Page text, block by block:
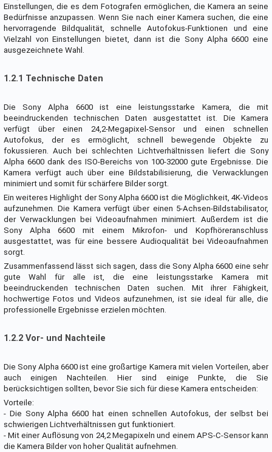
Einstellungen, die es dem Fotografen ermöglichen, die Kamera an seine
Bedürfnisse anzupassen. Wenn Sie nach einer Kamera suchen, die eine
hervorragende Bildqualität, schnelle Autofokus-Funktionen und eine
Vielzahl von Einstellungen bietet, dann ist die Sony Alpha 6600 eine
ausgezeichnete Wahl.
1.2.1 Technische Daten
Die Sony Alpha 6600 ist eine leistungsstarke Kamera, die mit
beeindruckenden technischen Daten ausgestattet ist. Die Kamera
verfügt über einen 24,2-Megapixel-Sensor und einen schnellen
Autofokus, der es ermöglicht, schnell bewegende Objekte zu
fokussieren. Auch bei schlechten Lichtverhältnissen liefert die Sony
Alpha 6600 dank des ISO-Bereichs von 100-32000 gute Ergebnisse. Die
Kamera verfügt auch über eine Bildstabilisierung, die Verwacklungen
minimiert und somit für schärfere Bilder sorgt.
Ein weiteres Highlight der Sony Alpha 6600 ist die Möglichkeit, 4K-Videos
aufzunehmen. Die Kamera verfügt über einen 5-Achsen-Bildstabilisator,
der Verwacklungen bei Videoaufnahmen minimiert. Außerdem ist die
Sony Alpha 6600 mit einem Mikrofon- und Kopfhöreranschluss
ausgestattet, was für eine bessere Audioqualität bei Videoaufnahmen
sorgt.
Zusammenfassend lässt sich sagen, dass die Sony Alpha 6600 eine sehr
gute Wahl für alle ist, die eine leistungsstarke Kamera mit
beeindruckenden technischen Daten suchen. Mit ihrer Fähigkeit,
hochwertige Fotos und Videos aufzunehmen, ist sie ideal für alle, die
professionelle Ergebnisse erzielen möchten.
1.2.2 Vor- und Nachteile
Die Sony Alpha 6600 ist eine großartige Kamera mit vielen Vorteilen, aber
auch einigen Nachteilen. Hier sind einige Punkte, die Sie
berücksichtigen sollten, bevor Sie sich für diese Kamera entscheiden:
Vorteile:
- Die Sony Alpha 6600 hat einen schnellen Autofokus, der selbst bei
schwierigen Lichtverhältnissen gut funktioniert.
- Mit einer Auflösung von 24,2 Megapixeln und einem APS-C-Sensor kann
die Kamera Bilder von hoher Qualität aufnehmen.